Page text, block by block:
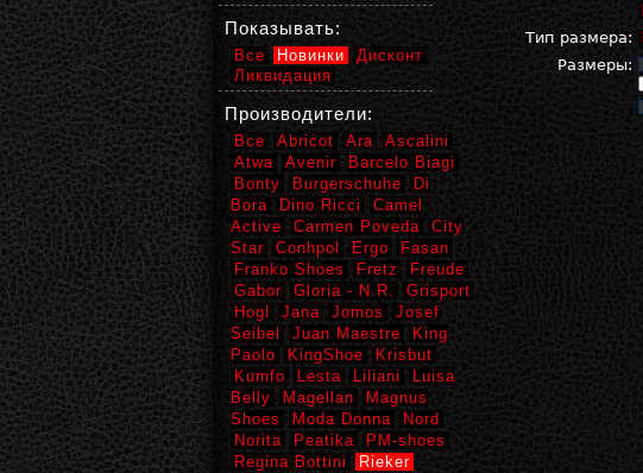
Тип размера:
Размеры:
Показывать:
Все Новинки
Дисконт
Ликвидация
Производители:
Все Abricot Ara
Ascalini
Atwa
Avenir
Barcelo Biagi
Bonty
Burgerschuhe
Di
Bora
Dino Ricci
Camel
Active
Carmen Poveda
City
Star
Conhpol Ergo
Fasan
Franko Shoes
Fretz
Freude
Gabor
Gloria - N.R.
Grisport
Hogl
Jana Jomos
Josef
Seibel
Juan Maestre
King
Paolo
KingShoe
Krisbut
Kumfo
Lesta Liliani
Luisa
Belly
Magellan
Magnus
Shoes
Moda Donna
Nord
Norita
Peatika
PM-shoes
Regina Bottini
Rieker